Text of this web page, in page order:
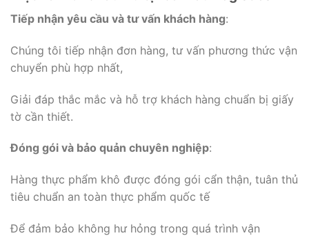
Tiếp nhận yêu cầu và tư vấn khách hàng:
Chúng tôi tiếp nhận đơn hàng, tư vấn phương thức vận
chuyển phù hợp nhất,
Giải đáp thắc mắc và hỗ trợ khách hàng chuẩn bị giấy
tờ cần thiết.
Đóng gói và bảo quản chuyên nghiệp:
Hàng thực phẩm khô được đóng gói cẩn thận, tuân thủ
tiêu chuẩn an toàn thực phẩm quốc tế
Để đảm bảo không hư hỏng trong quá trình vận